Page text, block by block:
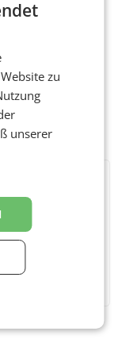
unverzichtbar
zu
unserer